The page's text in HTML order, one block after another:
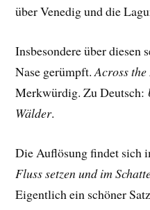
über Venedig und die
Insbesondere über diesen
Nase gerümpft.Across
Merkwürdig. Zu Deutsch:
Wälder.
Die Auflösung findet sich
Fluss setzen und im
Eigentlich ein schöner